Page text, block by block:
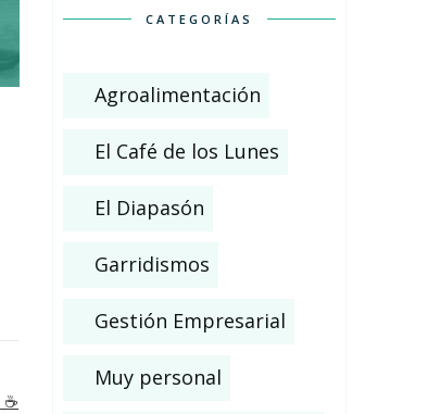
☕️
CATEGORÍAS
Agroalimentación
El Café de los Lunes
El Diapasón
Garridismos
Gestión Empresarial
Muy personal